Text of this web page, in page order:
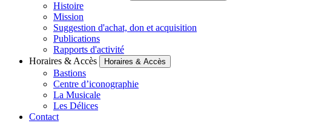
Histoire
Mission
Suggestion d'achat, don et acquisition
Publications
Rapports d'activité
Horaires & Accès
Horaires & Accès
Bastions
Centre d’iconographie
La Musicale
Les Délices
Contact